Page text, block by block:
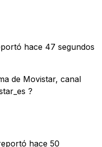
hace 47 segundos
de Movistar, canal
?
hace 50